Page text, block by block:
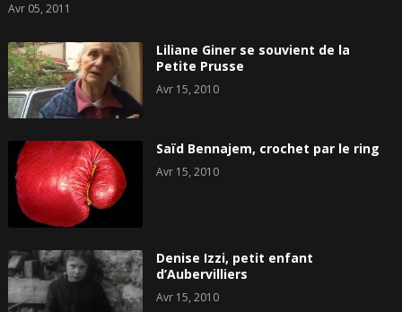
Avr 05, 2011
Liliane Giner se souvient de la
Petite Prusse
Avr 15, 2010
Saïd Bennajem, crochet par le ring
Avr 15, 2010
Denise Izzi, petit enfant
d’Aubervilliers
Avr 15, 2010